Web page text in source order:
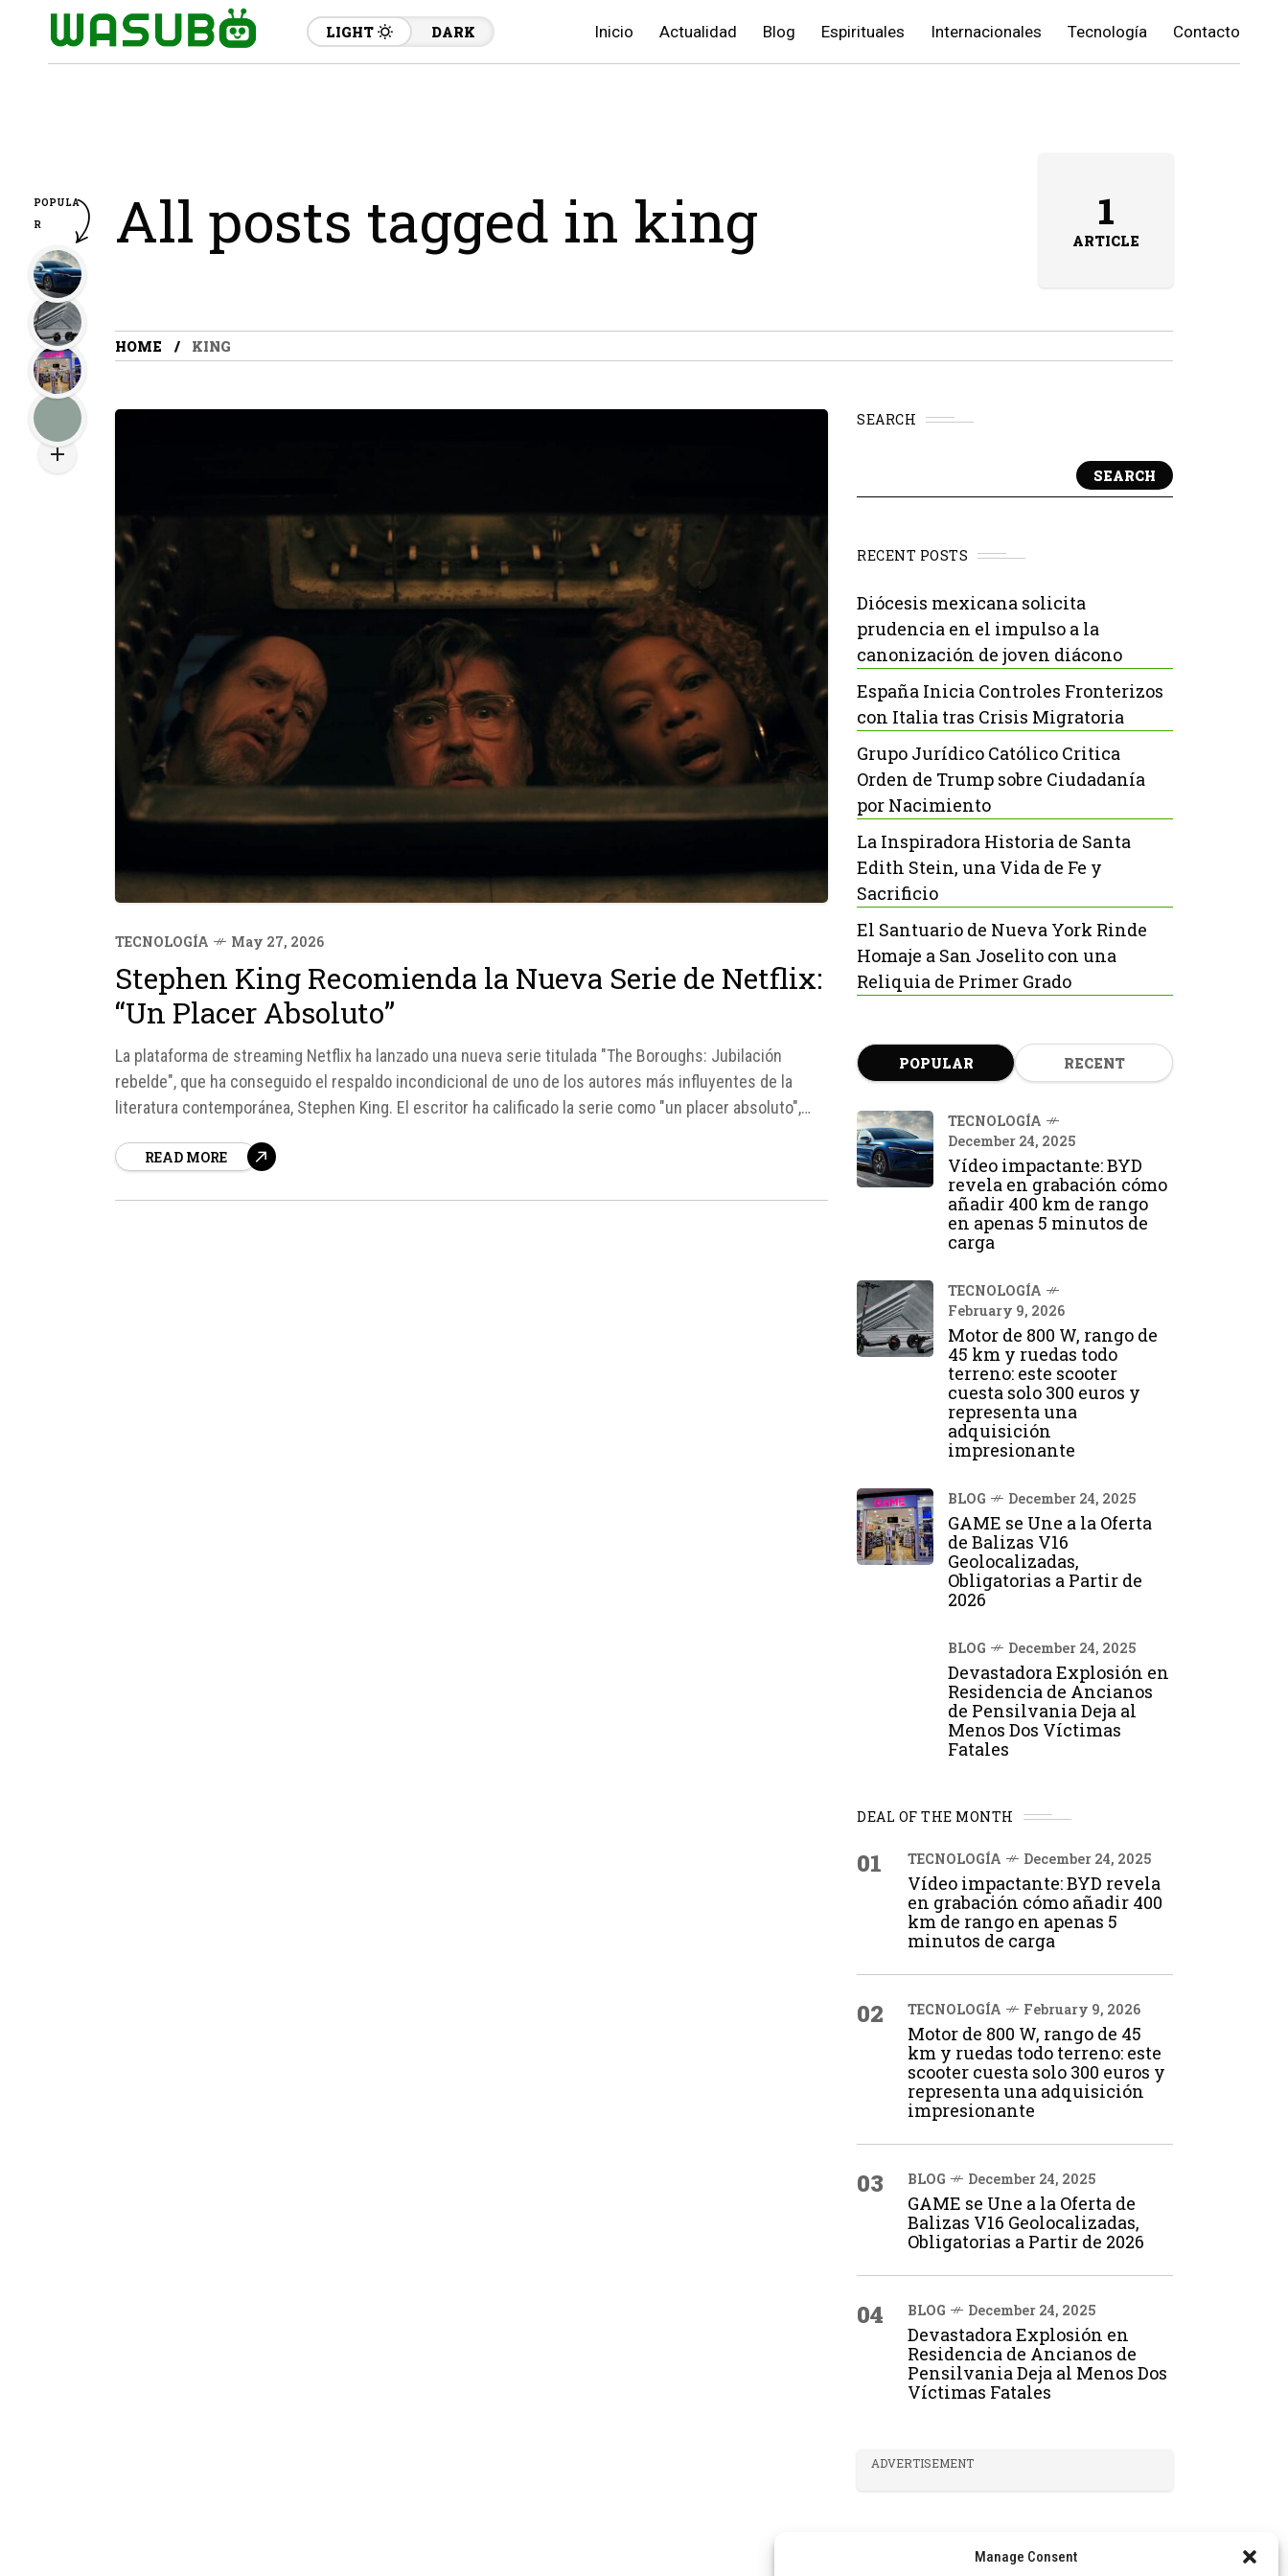
Manage Consent
LIGHT DARK Inicio Actualidad Blog Espirituales Internacionales Tecnología Contacto
All posts tagged in king 1
ARTICLE
HOME KING
TECNOLOGÍA May 27, 2026
Stephen King Recomienda la Nueva Serie de Netflix:
“Un Placer Absoluto”
La plataforma de streaming Netflix ha lanzado una nueva serie titulada "The Boroughs: Jubilación
rebelde", que ha conseguido el respaldo incondicional de uno de los autores más influyentes de la
literatura contemporánea, Stephen King. El escritor ha calificado la serie como "un placer absoluto",
READ MORE
SEARCH
SEARCH
RECENT POSTS
Diócesis mexicana solicita
prudencia en el impulso a la
canonización de joven diácono
España Inicia Controles Fronterizos
con Italia tras Crisis Migratoria
Grupo Jurídico Católico Critica
Orden de Trump sobre Ciudadanía
por Nacimiento
La Inspiradora Historia de Santa
Edith Stein, una Vida de Fe y
Sacrificio
El Santuario de Nueva York Rinde
Homaje a San Joselito con una
Reliquia de Primer Grado
POPULAR RECENT
TECNOLOGÍA
December 24, 2025
Vídeo impactante: BYD
revela en grabación cómo
añadir 400 km de rango
en apenas 5 minutos de
carga
TECNOLOGÍA
February 9, 2026
Motor de 800 W, rango de
45 km y ruedas todo
terreno: este scooter
cuesta solo 300 euros y
representa una
adquisición
impresionante
BLOG December 24, 2025
GAME se Une a la Oferta
de Balizas V16
Geolocalizadas,
Obligatorias a Partir de
2026
BLOG December 24, 2025
Devastadora Explosión en
Residencia de Ancianos
de Pensilvania Deja al
Menos Dos Víctimas
Fatales
DEAL OF THE MONTH
01 TECNOLOGÍA December 24, 2025
Vídeo impactante: BYD revela
en grabación cómo añadir 400
km de rango en apenas 5
minutos de carga
02 TECNOLOGÍA February 9, 2026
Motor de 800 W, rango de 45
km y ruedas todo terreno: este
scooter cuesta solo 300 euros y
representa una adquisición
impresionante
03 BLOG December 24, 2025
GAME se Une a la Oferta de
Balizas V16 Geolocalizadas,
Obligatorias a Partir de 2026
04 BLOG December 24, 2025
Devastadora Explosión en
Residencia de Ancianos de
Pensilvania Deja al Menos Dos
Víctimas Fatales
ADVERTISEMENT
POPULA
R